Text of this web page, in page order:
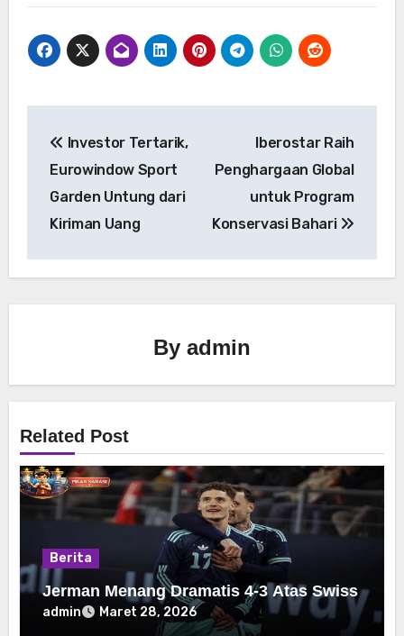
pos
Investor Tertarik,
Eurowindow Sport
Garden Untung dari
Kiriman Uang
Iberostar Raih
Penghargaan Global
untuk Program
Konservasi Bahari
By admin
Related Post
Berita
Jerman Menang Dramatis 4-3 Atas Swiss
admin Maret 28, 2026